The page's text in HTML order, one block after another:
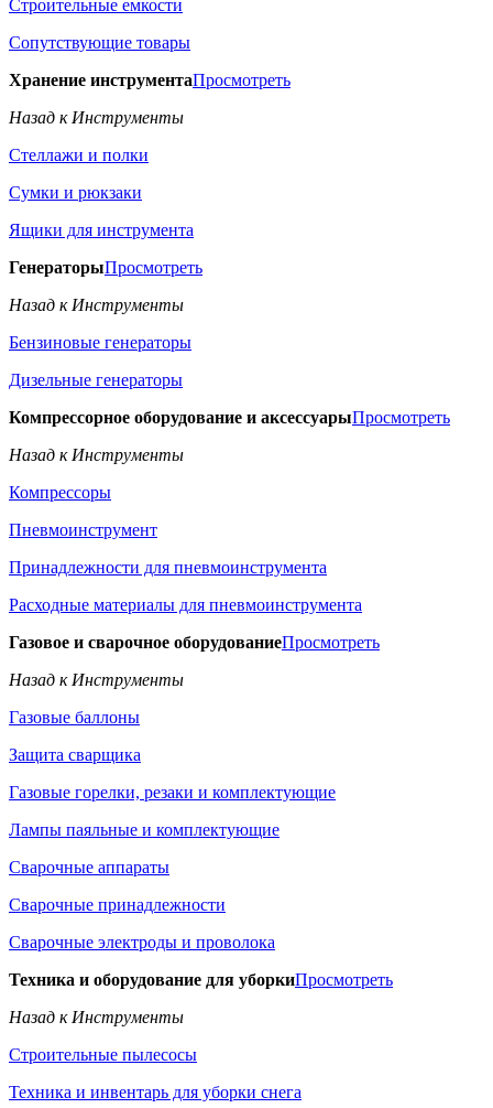
Строительные емкости
Сопутствующие товары
Хранение инструментаПросмотреть
Назад к Инструменты
Стеллажи и полки
Сумки и рюкзаки
Ящики для инструмента
ГенераторыПросмотреть
Назад к Инструменты
Бензиновые генераторы
Дизельные генераторы
Компрессорное оборудование и аксессуарыПросмотреть
Назад к Инструменты
Компрессоры
Пневмоинструмент
Принадлежности для пневмоинструмента
Расходные материалы для пневмоинструмента
Газовое и сварочное оборудованиеПросмотреть
Назад к Инструменты
Газовые баллоны
Защита сварщика
Газовые горелки, резаки и комплектующие
Лампы паяльные и комплектующие
Сварочные аппараты
Сварочные принадлежности
Сварочные электроды и проволока
Техника и оборудование для уборкиПросмотреть
Назад к Инструменты
Строительные пылесосы
Техника и инвентарь для уборки снега